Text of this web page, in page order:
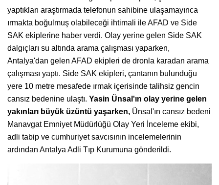
yaptıkları araştırmada telefonun sahibine ulaşamayınca
ırmakta boğulmuş olabileceği ihtimali ile AFAD ve Side
SAK ekiplerine haber verdi. Olay yerine gelen Side SAK
dalgıçları su altında arama çalışması yaparken,
Antalya'dan gelen AFAD ekipleri de dronla karadan arama
çalışması yaptı. Side SAK ekipleri, çantanın bulunduğu
yere 10 metre mesafede ırmak içerisinde talihsiz gencin
cansız bedenine ulaştı. Yasin Ünsal'ın olay yerine gelen
yakınları büyük üzüntü yaşarken, Ünsal'ın cansız bedeni
Manavgat Emniyet Müdürlüğü Olay Yeri İnceleme ekibi,
adli tabip ve cumhuriyet savcısının incelemelerinin
ardından Antalya Adli Tıp Kurumuna gönderildi.